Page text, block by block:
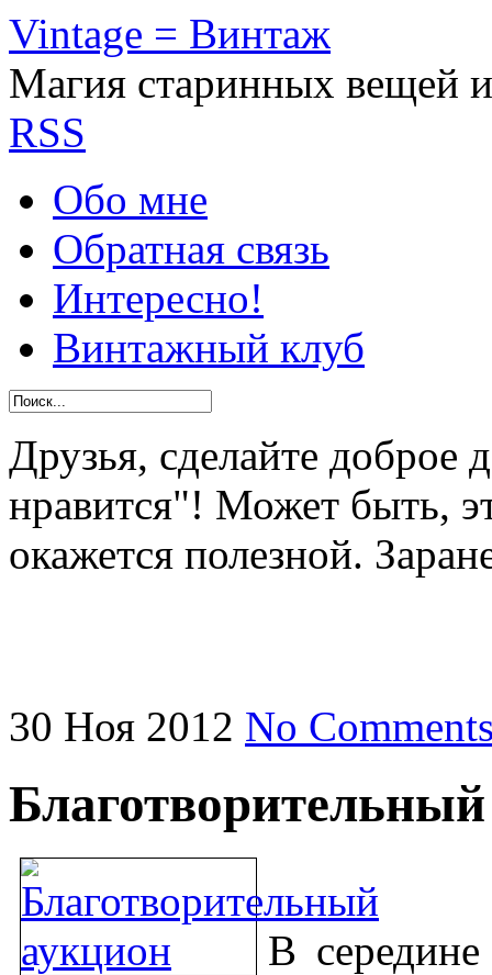
Vintage = Винтаж
Магия старинных вещей
RSS
Обо мне
Обратная связь
Интересно!
Винтажный клуб
Друзья, сделайте
нравится"! Может быть,
окажется полезной.
30 Ноя 2012 No
В